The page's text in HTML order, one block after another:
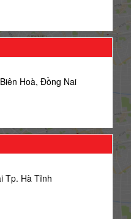
Hoà, Đồng Nai
Tp. Hà Tĩnh